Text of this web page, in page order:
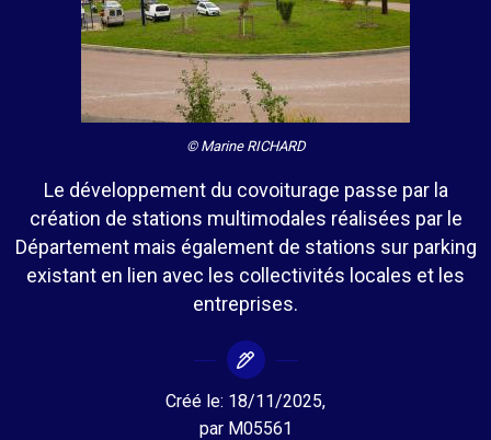
© Marine RICHARD
Le développement du covoiturage passe par la
création de stations multimodales réalisées par le
Département mais également de stations sur parking
existant en lien avec les collectivités locales et les
entreprises.
Créé le: 18/11/2025,
par M05561